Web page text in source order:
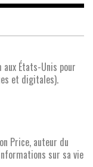
États-Unis pour
et digitales).
Price, auteur du
sur sa vie